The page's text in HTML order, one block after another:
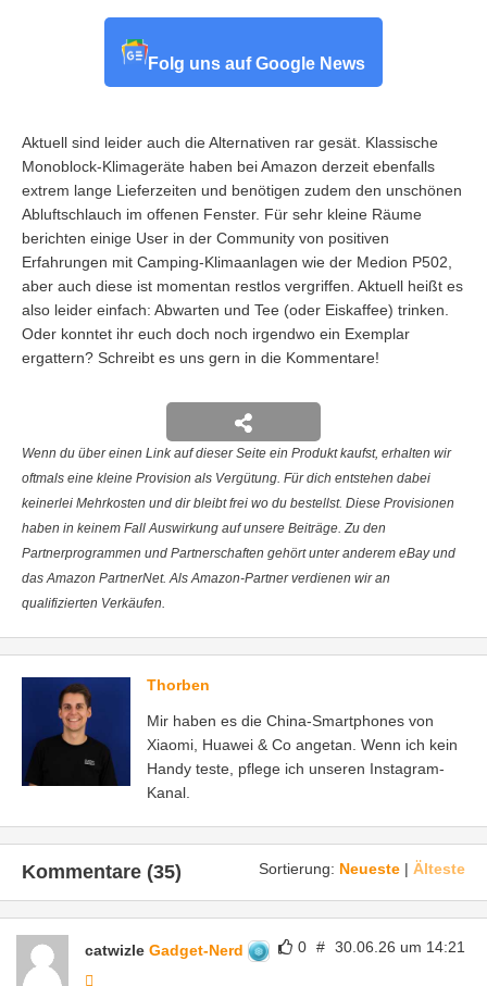
Folg uns auf Google News
Aktuell sind leider auch die Alternativen rar gesät. Klassische
Monoblock-Klimageräte haben bei Amazon derzeit ebenfalls
extrem lange Lieferzeiten und benötigen zudem den unschönen
Abluftschlauch im offenen Fenster. Für sehr kleine Räume
berichten einige User in der Community von positiven
Erfahrungen mit Camping-Klimaanlagen wie der Medion P502,
aber auch diese ist momentan restlos vergriffen. Aktuell heißt es
also leider einfach: Abwarten und Tee (oder Eiskaffee) trinken.
Oder konntet ihr euch doch noch irgendwo ein Exemplar
ergattern? Schreibt es uns gern in die Kommentare!
Wenn du über einen Link auf dieser Seite ein Produkt kaufst, erhalten wir
oftmals eine kleine Provision als Vergütung. Für dich entstehen dabei
keinerlei Mehrkosten und dir bleibt frei wo du bestellst. Diese Provisionen
haben in keinem Fall Auswirkung auf unsere Beiträge. Zu den
Partnerprogrammen und Partnerschaften gehört unter anderem eBay und
das Amazon PartnerNet. Als Amazon-Partner verdienen wir an
qualifizierten Verkäufen.
Thorben
Mir haben es die China-Smartphones von
Xiaomi, Huawei & Co angetan. Wenn ich kein
Handy teste, pflege ich unseren Instagram-
Kanal.
Sortierung: Neueste | Älteste
Kommentare (35)
0 # 30.06.26 um 14:21
catwizle Gadget-Nerd